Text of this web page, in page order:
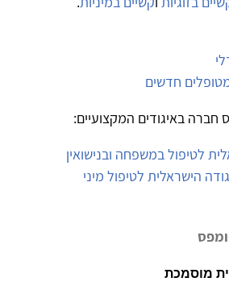
חדשים
חברה באיגודים המקצועיים:
לטיפול במשפחה ובנישואין
הישראלית לטיפול מיני
מוסמכת